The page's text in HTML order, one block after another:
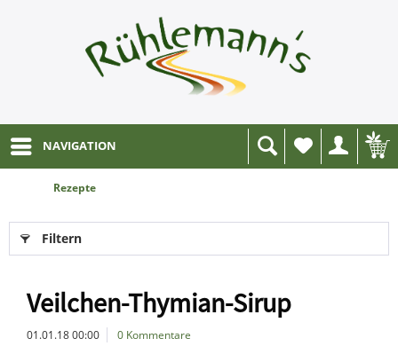
NAVIGATION
Wunschliste
Rezepte
Filtern
Veilchen-Thymian-Sirup
01.01.18 00:00 0 Kommentare